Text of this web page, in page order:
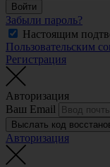
Войти
Забыли пароль?
Настоящим
Пользовательским
Регистрация
Авторизация
Ваш Email
Выслать код
Авторизация